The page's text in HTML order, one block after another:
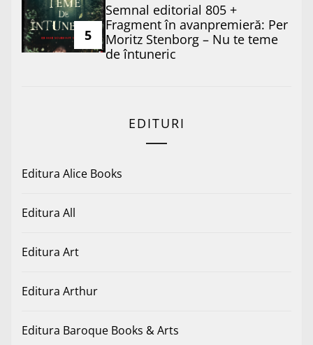
5
Semnal editorial 805 +
Fragment în avanpremieră: Per
Moritz Stenborg – Nu te teme
de întuneric
EDITURI
Editura Alice Books
Editura All
Editura Art
Editura Arthur
Editura Baroque Books & Arts